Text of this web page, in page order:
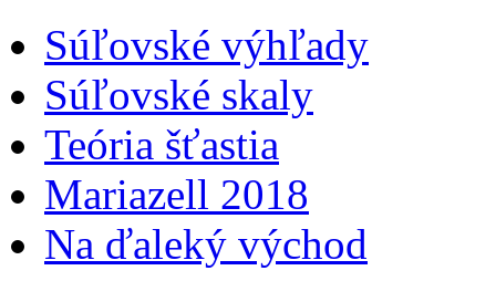
Súľovské výhľady
Súľovské skaly
Teória šťastia
Mariazell 2018
Na ďaleký východ